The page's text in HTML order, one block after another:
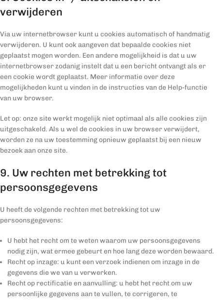
verwijderen
Via uw internetbrowser kunt u cookies automatisch of handmatig
verwijderen. U kunt ook aangeven dat bepaalde cookies niet
geplaatst mogen worden. Een andere mogelijkheid is dat u uw
internetbrowser zodanig instelt dat u een bericht ontvangt als er
een cookie wordt geplaatst. Meer informatie over deze
mogelijkheden kunt u vinden in de instructies van de Help-functie
van uw browser.
Let op: onze site werkt mogelijk niet optimaal als alle cookies zijn
uitgeschakeld. Als u wel de cookies in uw browser verwijdert,
worden ze na uw toestemming opnieuw geplaatst bij een nieuw
bezoek aan onze site.
9. Uw rechten met betrekking tot
persoonsgegevens
U heeft de volgende rechten met betrekking tot uw
persoonsgegevens:
U hebt het recht om te weten waarom uw persoonsgegevens
nodig zijn, wat ermee gebeurt en hoe lang deze worden bewaard.
Recht op inzage: u kunt een verzoek indienen om inzage in de
gegevens die we van u verwerken.
Recht op rectificatie en aanvulling: u hebt het recht om uw
persoonlijke gegevens aan te vullen, te corrigeren, te